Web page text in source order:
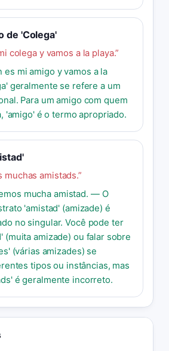
de 'Colega'
colega y vamos a la playa.”
es mi amigo y vamos a la
geralmente se refere a um
Para um amigo com quem
'amigo' é o termo apropriado.
muchas amistads.”
mucha amistad. — O
'amistad' (amizade) é
no singular. Você pode ter
(muita amizade) ou falar sobre
(várias amizades) se
tipos ou instâncias, mas
é geralmente incorreto.